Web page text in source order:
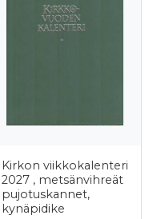
Kirkon viikkokalenteri
2027 , metsänvihreät
pujotuskannet,
kynäpidike